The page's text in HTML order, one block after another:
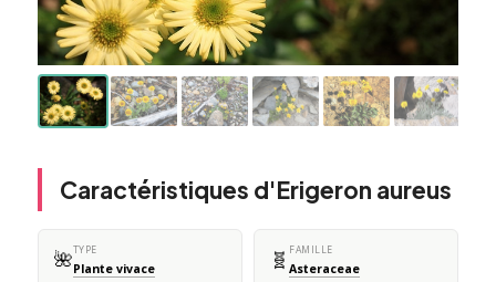
Caractéristiques d'Erigeron aureus
🌺TYPE
Plante vivace 🧬 FAMILLE
Asteraceae